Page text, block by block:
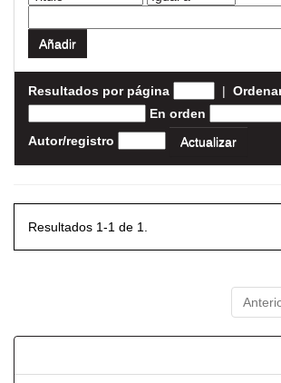
Resultados por página |
En orden
Autor/registro
Resultados 1-1 de 1.